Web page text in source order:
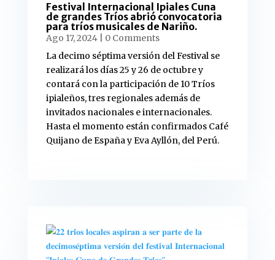
Festival Internacional Ipiales Cuna
de grandes Tríos abrió convocatoria
para tríos musicales de Nariño.
Ago 17, 2024| 0 Comments
La decimo séptima versión del Festival se
realizará los días 25 y 26 de octubre y
contará con la participación de 10 Tríos
ipialeños, tres regionales además de
invitados nacionales e internacionales.
Hasta el momento están confirmados Café
Quijano de España y Eva Ayllón, del Perú.